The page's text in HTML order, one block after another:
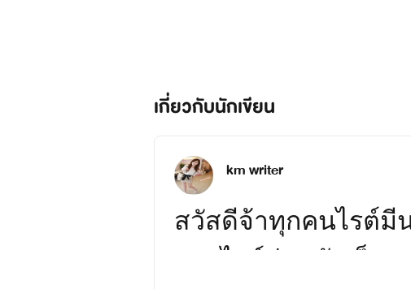
วิวาห์วุ่นลุ้นรักสลับตัว
lonelyone
www.mebmarket.com
คำโปรยเธอผู้ที่มีฝาแฝดแต่เป็นแฝดที่มี
เกี่ยวกับนักเขียน
km writer
สวัสดีจ้าทุกคนไรต์มี
ของไรต์ส่วนตัวเอ็ม